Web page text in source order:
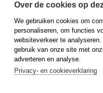
Koninklijke Boom
Boom Psychologie
Boom Hoger Onderwijs
Over de cookies op
We gebruiken cookies om
personaliseren, om functies
websiteverkeer te
gebruik van onze site met
adverteren en analyse.
Privacy- en cookieverklaring